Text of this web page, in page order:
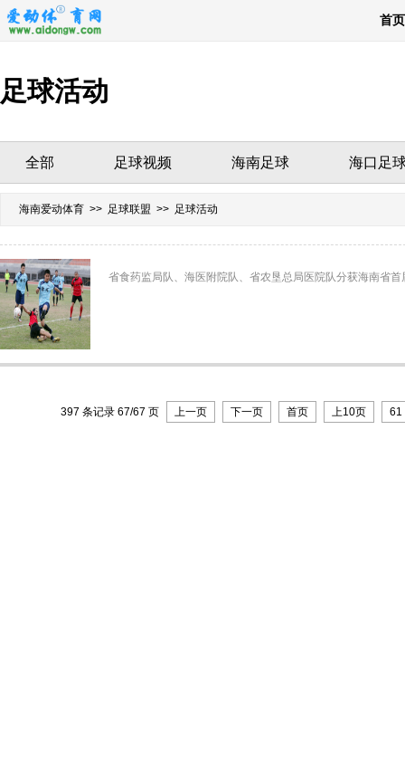
首页
足球活动
全部 足球视频 海南足球 海口足
海南爱动体育 >> 足球联盟 >> 足球活动
省食药监局队、海医附院队、省农垦总局医院队分获海南省
397 条记录 67/67 页 上一页 下一页 首页 上10页 61